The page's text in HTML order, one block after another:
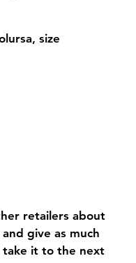
size
retailers about
give as much
take it to the next